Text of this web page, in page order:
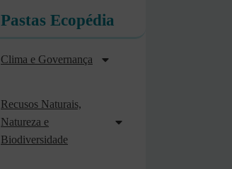
Pastas Ecopédia
Clima e Governança
Recusos Naturais,
Natureza e
Biodiversidade